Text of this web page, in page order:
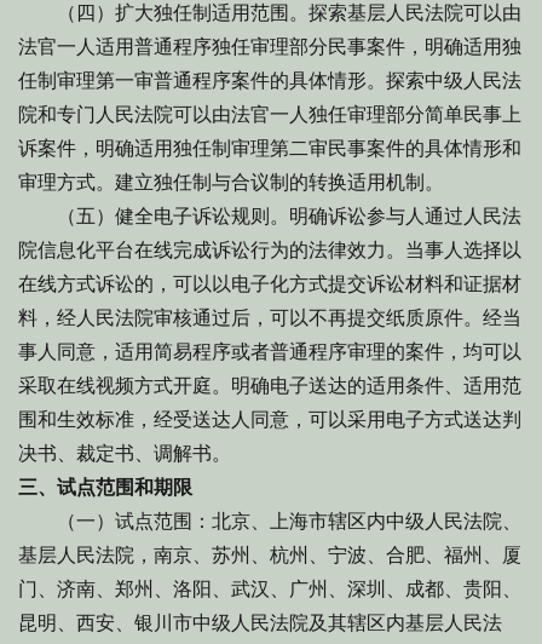
（四）扩大独任制适用范围。探索基层人民法院可以由
法官一人适用普通程序独任审理部分民事案件，明确适用独
任制审理第一审普通程序案件的具体情形。探索中级人民法
院和专门人民法院可以由法官一人独任审理部分简单民事上
诉案件，明确适用独任制审理第二审民事案件的具体情形和
审理方式。建立独任制与合议制的转换适用机制。
（五）健全电子诉讼规则。明确诉讼参与人通过人民法
院信息化平台在线完成诉讼行为的法律效力。当事人选择以
在线方式诉讼的，可以以电子化方式提交诉讼材料和证据材
料，经人民法院审核通过后，可以不再提交纸质原件。经当
事人同意，适用简易程序或者普通程序审理的案件，均可以
采取在线视频方式开庭。明确电子送达的适用条件、适用范
围和生效标准，经受送达人同意，可以采用电子方式送达判
决书、裁定书、调解书。
三、试点范围和期限
（一）试点范围：北京、上海市辖区内中级人民法院、
基层人民法院，南京、苏州、杭州、宁波、合肥、福州、厦
门、济南、郑州、洛阳、武汉、广州、深圳、成都、贵阳、
昆明、西安、银川市中级人民法院及其辖区内基层人民法